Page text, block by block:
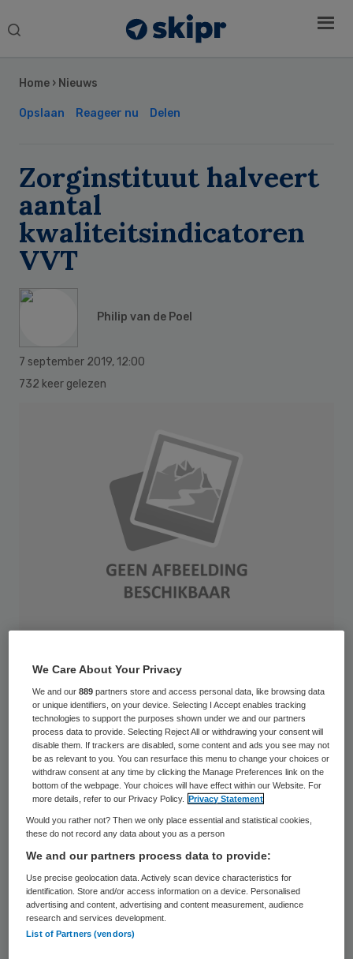
Search
Home › Nieuws
Opslaan Reageer nu Delen
Zorginstituut halveert
aantal
kwaliteitsindicatoren
VVT
Philip van de Poel
7 september 2019, 12:00
732 keer gelezen
Het Zorginstituut heeft het aantal
kwaliteitsindicatoren waar de
verpleeghuiszorg over moet rapporteren
teruggebracht van tien naar vijf. Ook krijgen
zorgaanbieders meer vrijheid om de
relevantie voor de eigen organisatie te
bepalen; naast drie verplichte indicatoren
mogen ze er zelf twee kiezen uit een lijst
van zeven. Bovendien ziet de inspectie af
van eigen uitvraag.
Dat blijkt uit de lijst van
Sidebar
We Care About Your Privacy
We and our889 partners store and access personal data, like browsing data
or unique identifiers, on your device. Selecting I Accept enables tracking
technologies to support the purposes shown under we and our partners
process data to provide. Selecting Reject All or withdrawing your consent will
disable them. If trackers are disabled, some content and ads you see may not
be as relevant to you. You can resurface this menu to change your choices or
withdraw consent at any time by clicking the Manage Preferences link on the
bottom of the webpage. Your choices will have effect within our Website. For
more details, refer to our Privacy Policy.
Privacy Statement
Would you rather not? Then we only place essential and statistical cookies,
these do not record any data about you as a person
We and our partners process data to provide:
Use precise geolocation data. Actively scan device characteristics for
identification. Store and/or access information on a device. Personalised
advertising and content, advertising and content measurement, audience
research and services development.
List of Partners (vendors)